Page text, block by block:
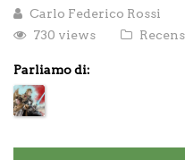
Carlo Federico Rossi
730 views
Parliamo di: